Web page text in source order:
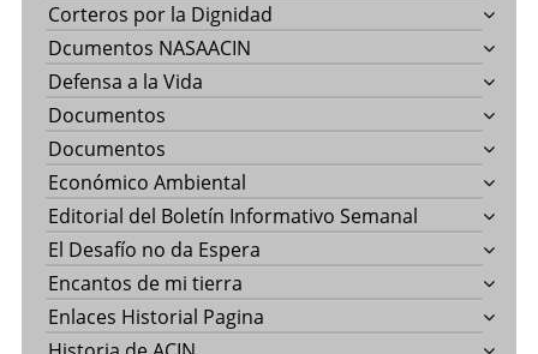
Corteros por la Dignidad
Dcumentos NASAACIN
Defensa a la Vida
Documentos
Documentos
Económico Ambiental
Editorial del Boletín Informativo Semanal
El Desafío no da Espera
Encantos de mi tierra
Enlaces Historial Pagina